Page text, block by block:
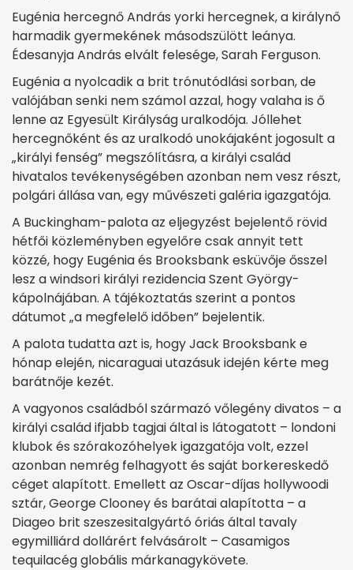
Eugénia hercegnő András yorki hercegnek, a királynő
harmadik gyermekének másodszülött leánya.
Édesanyja András elvált felesége, Sarah Ferguson.
Eugénia a nyolcadik a brit trónutódlási sorban, de
valójában senki nem számol azzal, hogy valaha is ő
lenne az Egyesült Királyság uralkodója. Jóllehet
hercegnőként és az uralkodó unokájaként jogosult a
„királyi fenség” megszólításra, a királyi család
hivatalos tevékenységében azonban nem vesz részt,
polgári állása van, egy művészeti galéria igazgatója.
A Buckingham-palota az eljegyzést bejelentő rövid
hétfői közleményben egyelőre csak annyit tett
közzé, hogy Eugénia és Brooksbank esküvője ősszel
lesz a windsori királyi rezidencia Szent György-
kápolnájában. A tájékoztatás szerint a pontos
dátumot „a megfelelő időben” bejelentik.
A palota tudatta azt is, hogy Jack Brooksbank e
hónap elején, nicaraguai utazásuk idején kérte meg
barátnője kezét.
A vagyonos családból származó vőlegény divatos – a
királyi család ifjabb tagjai által is látogatott – londoni
klubok és szórakozóhelyek igazgatója volt, ezzel
azonban nemrég felhagyott és saját borkereskedő
céget alapított. Emellett az Oscar-díjas hollywoodi
sztár, George Clooney és barátai alapította – a
Diageo brit szeszesitalgyártó óriás által tavaly
egymilliárd dollárért felvásárolt – Casamigos
tequilacég globális márkanagykövete.